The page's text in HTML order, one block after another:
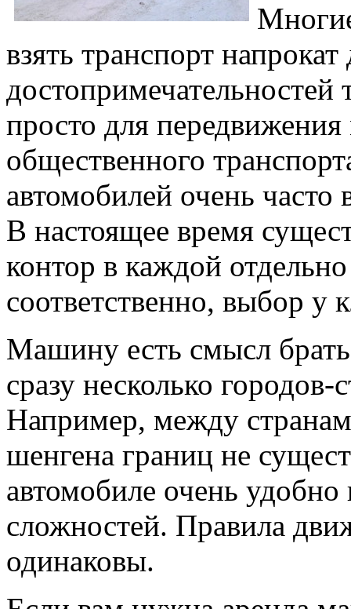
взять транспорт
просто для
общественного
автомобилей очень
В настоящее время
контор в каждой
соответственно, выбор у
Машину есть смысл
сразу несколько
Например, между
шенгена границ не
автомобиле очень
сложностей. Правила
одинаковы.